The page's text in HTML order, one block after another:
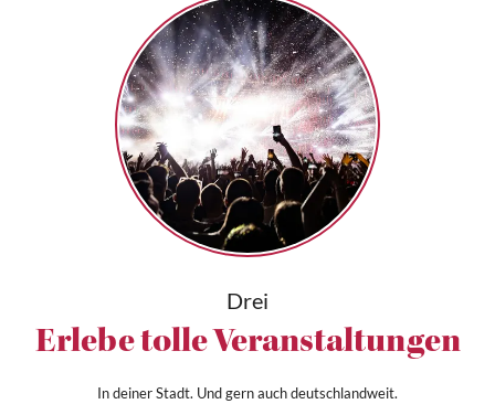
Drei
Erlebe tolle Veranstaltungen
In deiner Stadt. Und gern auch deutschlandweit.